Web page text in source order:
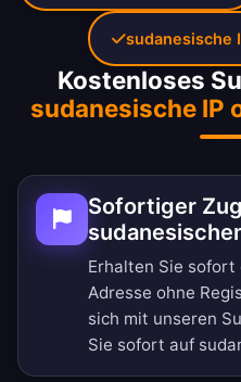
Kostenloses
sudanesische IP
Sofortiger
Erhalten Sie sofort
Adresse ohne
sich mit unseren
Sie sofort auf
sudanesische